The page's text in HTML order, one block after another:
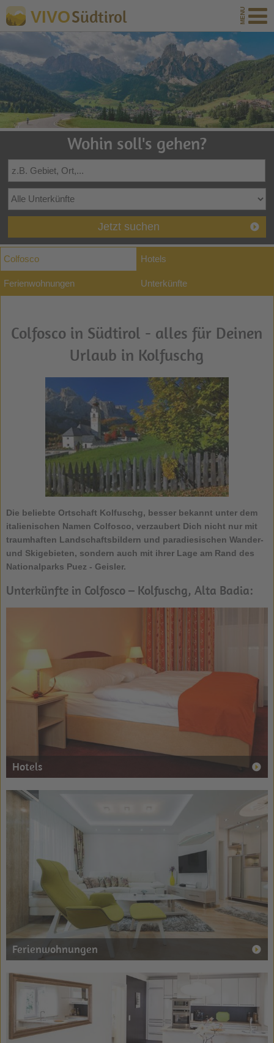
VIVOSüdtirol
Wohin soll's gehen?
Jetzt suchen
Colfosco Hotels
Ferienwohnungen Unterkünfte
Colfosco in Südtirol - alles für Deinen
Urlaub in Kolfuschg
Die beliebte Ortschaft Kolfuschg, besser bekannt unter dem
italienischen Namen Colfosco, verzaubert Dich nicht nur mit
traumhaften Landschaftsbildern und paradiesischen Wander-
und Skigebieten, sondern auch mit ihrer Lage am Rand des
Nationalparks Puez - Geisler.
Unterkünfte in Colfosco – Kolfuschg, Alta Badia:
Hotels
Ferienwohnungen